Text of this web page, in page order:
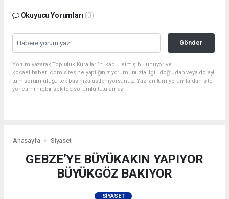
Okuyucu Yorumları (0)
Gönder
Yorum yazarak Topluluk Kuralları’nı kabul etmiş bulunuyor ve
kocaelihaberi.com sitesine yaptığınız yorumunuzla ilgili doğrudan veya dolaylı
tüm sorumluluğu tek başınıza üstleniyorsunuz. Yazılan tüm yorumlardan site
yönetimi hiçbir şekilde sorumlu tutulamaz.
Anasayfa Siyaset
GEBZE’YE BÜYÜKAKIN YAPIYOR
BÜYÜKGÖZ BAKIYOR
SIYASET